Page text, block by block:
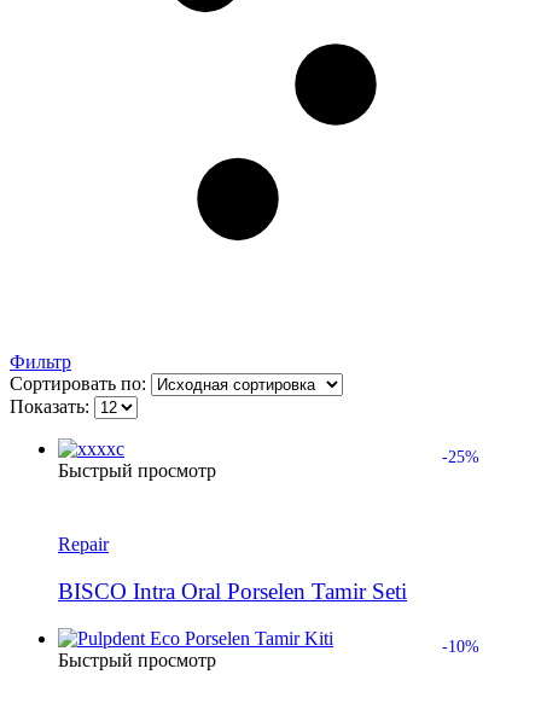
Фильтр
Сортировать по:
Показать:
-25%
Быстрый просмотр
Repair
BISCO Intra Oral Porselen Tamir Seti
-10%
Быстрый просмотр